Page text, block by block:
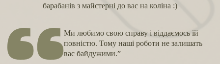
барабанів з майстерні до вас на коліна :)
Ми любимо свою справу і віддаємось їй
повністю. Тому наші роботи не залишать
вас байдужими.”